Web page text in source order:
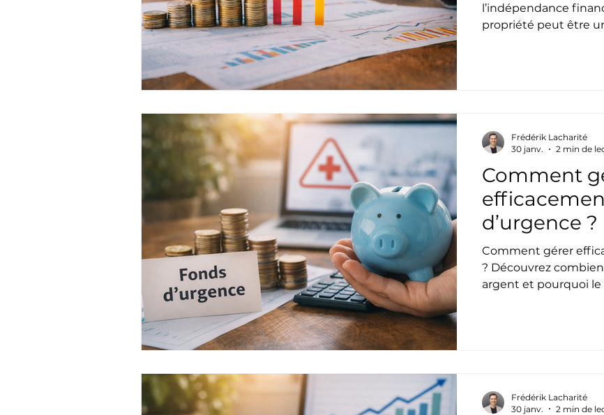
l’indépendance
propriété peut être
Comment
d’urgence ?
Comment gérer
? Découvrez
argent et pourquoi le
Frédérik Lacharité
30 janv.
2 min de
Frédérik Lacharité
30 janv.
2 min de